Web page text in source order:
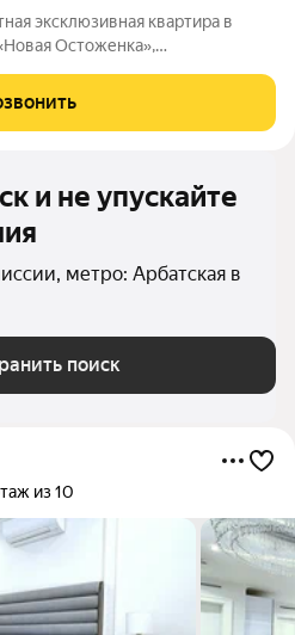
эксклюзивная квартира в
Остоженка»,
по индивидуальному
продуман до
и не упускайте
метро: Арбатская в
поиск
из 10